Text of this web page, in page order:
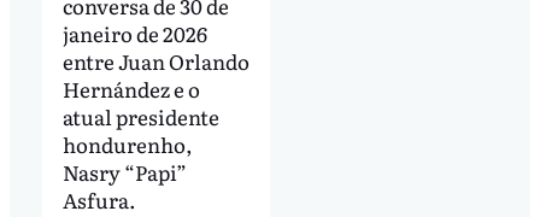
janeiro de 2026
entre Juan Orlando
Hernández e o
atual presidente
hondurenho,
Nasry “Papi”
Asfura.